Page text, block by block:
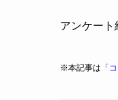
アンケート
※本記事は「